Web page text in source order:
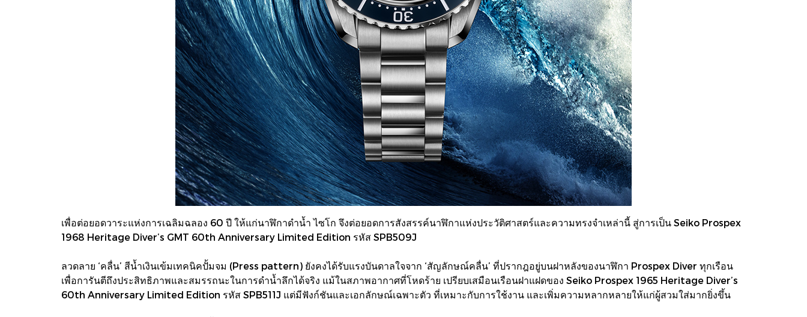
เพื่อต่อยอดวาระแห่งการเฉลิมฉลอง 60 ปี ให้แก่นาฬิกาดำน้ำ ไซโก จึงต่อยอดการสังสรรค์นาฬิกาแห่งประวัติศาสตร์และความทรงจำเหล่านี้ สู่การเป็น Seiko Prospex
1968 Heritage Diver’s GMT 60th Anniversary Limited Edition รหัส SPB509J
ลวดลาย ‘คลื่น’ สีน้ำเงินเข้มเทคนิคปั้มจม (Press pattern) ยังคงได้รับแรงบันดาลใจจาก ‘สัญลักษณ์คลื่น’ ที่ปรากฎอยู่บนฝาหลังของนาฬิกา Prospex Diver ทุกเรือน
เพื่อการันตีถึงประสิทธิภาพและสมรรถนะในการดำน้ำลึกได้จริง แม้ในสภาพอากาศที่โหดร้าย เปรียบเสมือนเรือนฝาแฝดของ Seiko Prospex 1965 Heritage Diver’s
60th Anniversary Limited Edition รหัส SPB511J แต่มีฟังก์ชันและเอกลักษณ์เฉพาะตัว ที่เหมาะกับการใช้งาน และเพิ่มความหลากหลายให้แก่ผู้สวมใส่มากยิ่งขึ้น